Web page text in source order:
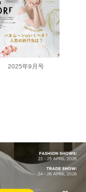
2025年9月号